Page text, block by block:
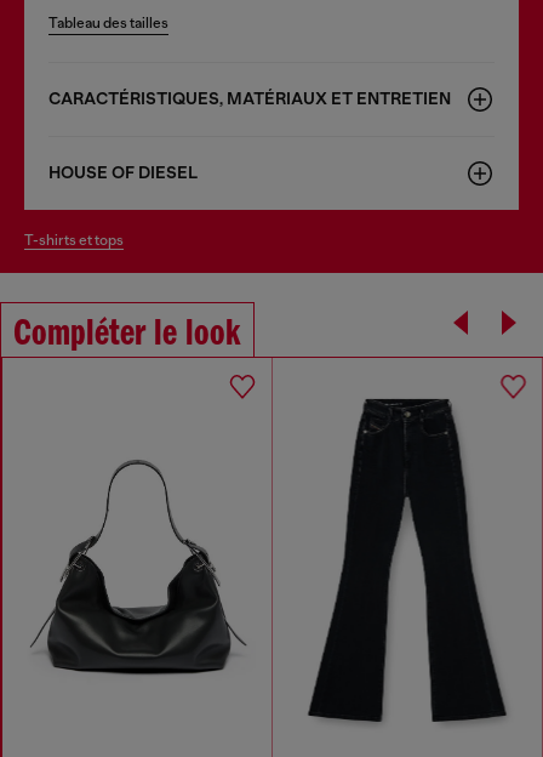
Tableau des tailles
CARACTÉRISTIQUES, MATÉRIAUX ET ENTRETIEN
HOUSE OF DIESEL
t-shirts et tops
Compléter le look